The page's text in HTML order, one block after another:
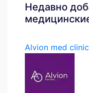
Недавно
Alvion med clinic